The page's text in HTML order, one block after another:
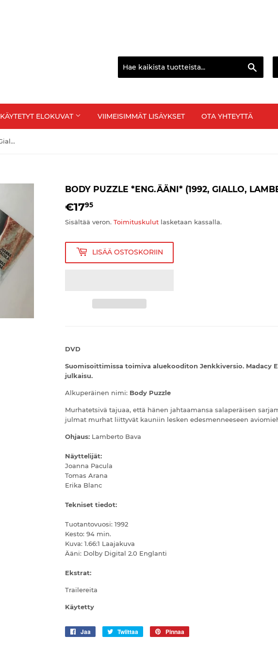
KÄYTETYT ELOKUVAT VIIMEISIMMÄT LISÄYKSET OTA YHTEYTTÄ
Body Puzzle *ENG.ÄÄNI* (1992, Giallo, Lamberto Bava)
BODY PUZZLE *ENG.ÄÄNI* (1992, GIALLO,
€1795
Sisältää veron. Toimituskulut lasketaan kassalla.
LISÄÄ OSTOSKORIIN
DVD
Suomisoittimissa toimiva aluekooditon Jenkkiversio. Madacy
julkaisu.
Alkuperäinen nimi: Body Puzzle
Murhatetsivä tajuaa, että hänen jahtaamansa salaperäisen
julmat murhat liittyvät kauniin lesken edesmenneeseen
Ohjaus: Lamberto Bava
Näyttelijät:
Joanna Pacula
Tomas Arana
Erika Blanc
Tekniset tiedot:
Tuotantovuosi: 1992
Kesto: 94 min.
Kuva: 1.66:1 Laajakuva
Ääni: Dolby Digital 2.0 Englanti
Ekstrat:
Trailereita
Käytetty
Jaa Twiittaa
Twiittaa
Pinnaa